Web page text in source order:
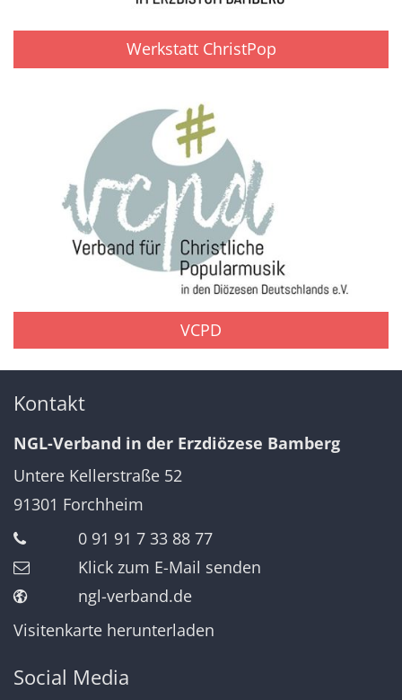
Werkstatt ChristPop
VCPD
Kontakt
NGL-Verband in der Erzdiözese Bamberg
Untere Kellerstraße 52
91301 Forchheim
0 91 91 7 33 88 77
Klick zum E-Mail senden
ngl-verband.de
Visitenkarte herunterladen
Social Media